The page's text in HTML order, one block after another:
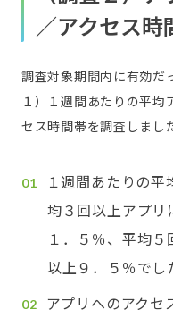
／アクセス時
調査対象期間内に有効だ
１）１週間あたりの平均
セス時間帯を調査しまし
１週間あたりの
均３回以上アプリ
１．５％、平均
以上９．５％でし
アプリへのアクセ